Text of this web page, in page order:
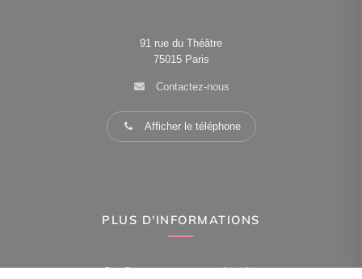
91 rue du Théâtre
75015 Paris
Contactez-nous
Afficher le téléphone
PLUS D'INFORMATIONS
Confiez-nous votre recherche